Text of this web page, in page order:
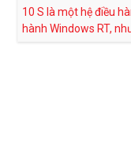
10 S là một hệ điều
hành Windows RT,